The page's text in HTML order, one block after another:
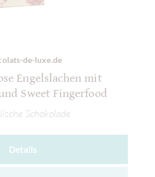
de-luxe.de
Engelslachen mit
Sweet Fingerfood
Schokolade
Details